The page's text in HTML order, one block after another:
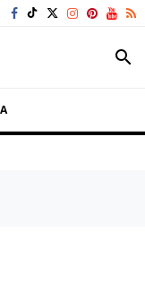
search